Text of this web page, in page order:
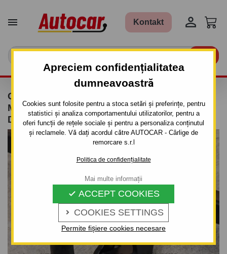
Apreciem confidențialitatea
dumneavoastră
Cookies sunt folosite pentru a stoca setări și preferințe, pentru
statistici și analiza comportamentului utilizatorilor, pentru a
oferi funcții de rețele sociale și pentru a personaliza conținutul
și reclamele. Vă dați acordul către AUTOCAR - Cârlige de
remorcare s.r.l
Politica de confidențialitate
 COOKIES SETTINGS
 ACCEPT COOKIES
Permite fișiere cookies necesare
Mai multe informații
 Kontakt 
CÂRLIG DE REMORCARE PENTRU FORD
MONDEO - 4UŞI, COMBI - SISTEM
DEMONTABIL AUTOMAT - DIN 2007